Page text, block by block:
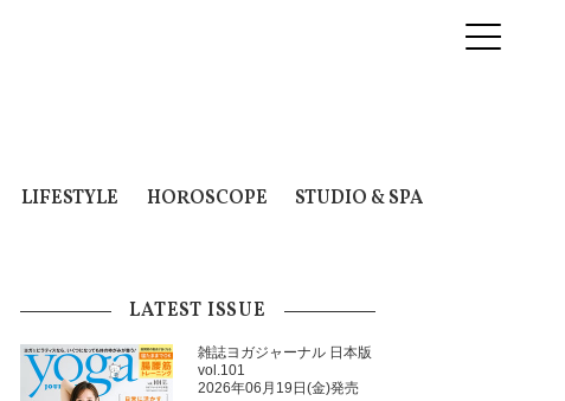
LIFESTYLE HOROSCOPE STUDIO & SPA
LATEST ISSUE
雑誌ヨガジャーナル 日本版
vol.101
2026年06月19日(金)発売